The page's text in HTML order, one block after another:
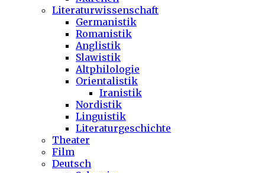
Literaturwissenschaft
Germanistik
Romanistik
Anglistik
Slawistik
Altphilologie
Orientalistik
Iranistik
Nordistik
Linguistik
Literaturgeschichte
Theater
Film
Deutsch